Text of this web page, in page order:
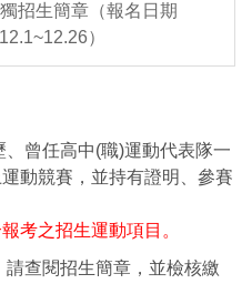
招生簡章（報名日期
）
曾任高中(職)運動代表隊一
動競賽，並持有證明、參賽
考之招生運動項目。
查閱招生簡章，並檢核繳